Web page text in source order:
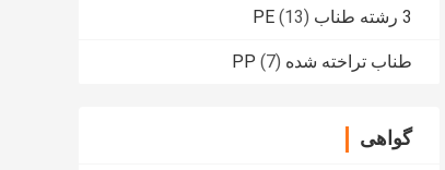
3 رشته طناب PE (13)
طناب تراخته شده PP (7)
گواهی